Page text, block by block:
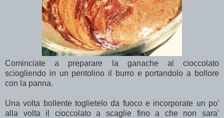
Cominciate a preparare la ganache al cioccolato
sciogliendo in un pentolino il burro e portandolo a bollore
con la panna.
Una volta bollente toglietelo da fuoco e incorporate un po'
alla volta il cioccolato a scaglie fino a che non sara'